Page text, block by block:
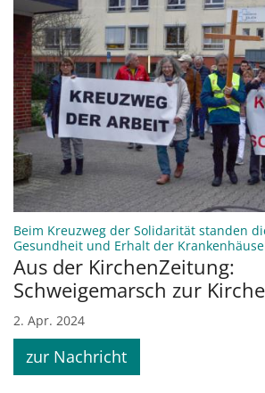
Beim Kreuzweg der Solidarität standen
Gesundheit und Erhalt der
Aus der KirchenZeitung:
Schweigemarsch zur Kirche
2. Apr. 2024
zur Nachricht